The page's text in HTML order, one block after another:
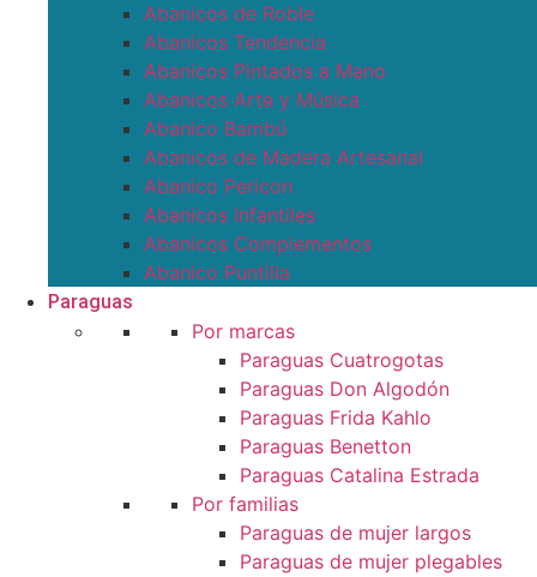
Abanicos de Roble
Abanicos Tendencia
Abanicos Pintados a Mano
Abanicos Arte y Música
Abanico Bambú
Abanicos de Madera Artesanal
Abanico Pericon
Abanicos Infantiles
Abanicos Complementos
Abanico Puntilla
Paraguas
Por marcas
Paraguas Cuatrogotas
Paraguas Don Algodón
Paraguas Frida Kahlo
Paraguas Benetton
Paraguas Catalina Estrada
Por familias
Paraguas de mujer largos
Paraguas de mujer plegables